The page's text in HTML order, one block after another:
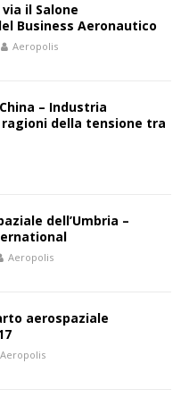
il Salone
Business Aeronautico
Aeropolis
– Industria
della tensione tra
dell’Umbria –
Aeropolis
aerospaziale
Aeropolis